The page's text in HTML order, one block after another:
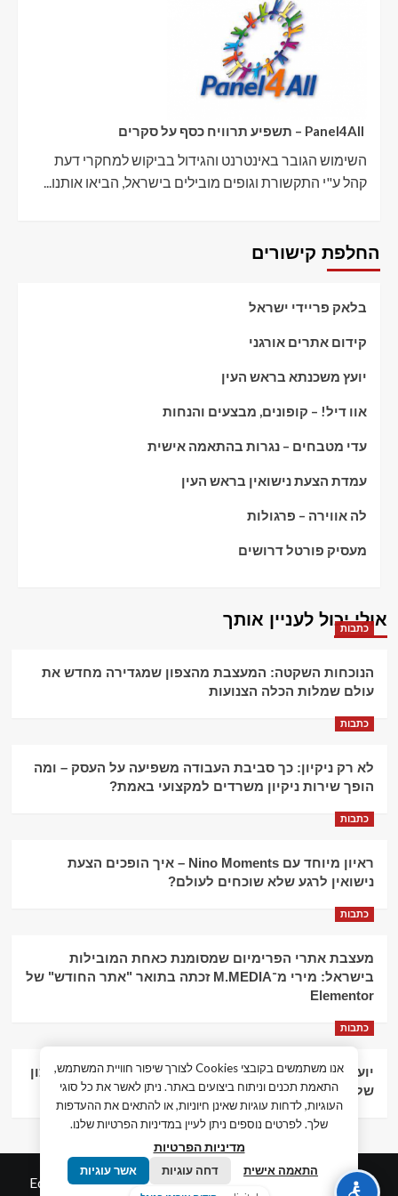
השימוש הגובר באינטרנט והגידול בביקוש למחקרי דעת
קהל ע"י התקשורת וגופים מובילים בישראל, הביאו אותנו...
החלפת קישורים
בלאק פריידי ישראל
קידום אתרים אורגני
יועץ משכנתא בראש העין
אוו דיל! – קופונים, מבצעים והנחות
עדי מטבחים – נגרות בהתאמה אישית
עמדת הצעת נישואין בראש העין
לה אווירה – פרגולות
מעסיק פורטל דרושים
אולי יכול לעניין אותך
כתבות
הנוכחות השקטה: המעצבת מהצפון שמגדירה מחדש את
עולם שמלות הכלה הצנועות
כתבות
לא רק ניקיון: כך סביבת העבודה משפיעה על העסק – ומה
הופך שירות ניקיון משרדים למקצועי באמת?
כתבות
ראיון מיוחד עם Nino Moments – איך הופכים הצעת
נישואין לרגע שלא שוכחים לעולם?
כתבות
מעצבת אתרי הפרימיום שמסומנת כאחת המובילות
בישראל: מירי מ־M.MEDIA זכתה בתואר "אתר החודש" של
Elementor
כתבות
יועץ עסקי וליווי פיננסי – הדרך לצמיחה כלכלית וניהול נכון
של העסק
© כל הזכויות שמורות חדשות המאה ה-21 |
Edigital.co.ilby
אנו משתמשים בקובצי Cookies לצורך שיפור חוויית המשתמש,
התאמת תכנים וניתוח ביצועים באתר. ניתן לאשר את כל סוגי
העוגיות, לדחות עוגיות שאינן חיוניות, או להתאים את ההעדפות
שלך. לפרטים נוספים ניתן לעיין במדיניות הפרטיות שלנו.
מדיניות הפרטיות
התאמה אישית דחה עוגיות אשר עוגיות